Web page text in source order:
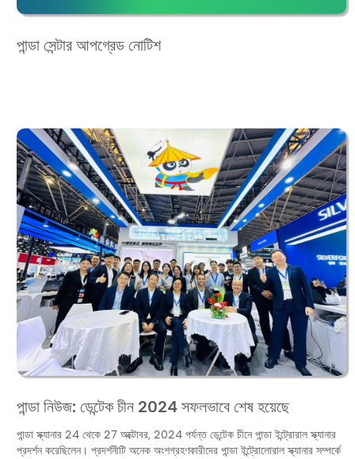
পান্ডা সেন্টার আপগ্রেড নোটিশ
পান্ডা নিউজ: ডেন্টেক চীন 2024 সফলভাবে শেষ হয়েছে
পান্ডা স্ক্যানার 24 থেকে 27 অক্টোবর, 2024 পর্যন্ত ডেন্টেক চীনে পান্ডা ইন্ট্রোরাল স্ক্যানার
প্রদর্শন করেছিলেন। প্রদর্শনীটি অনেক অংশগ্রহণকারীদের পান্ডা ইন্ট্রোলোরাল স্ক্যানার সম্পর্কে